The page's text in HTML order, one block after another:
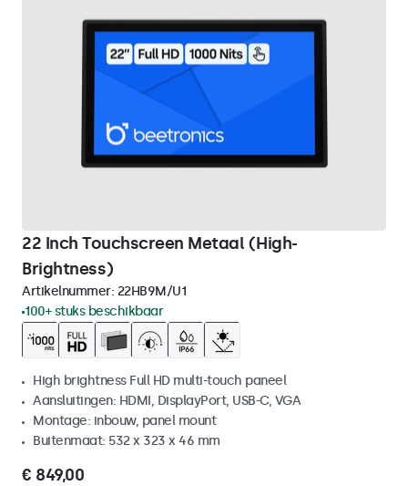
22 Inch Touchscreen Metaal (High-
Brightness)
Artikelnummer: 22HB9M/U1
100+ stuks beschikbaar
High brightness Full HD multi-touch paneel
Aansluitingen: HDMI, DisplayPort, USB-C, VGA
Montage: inbouw, panel mount
Buitenmaat: 532 x 323 x 46 mm
€ 849,00